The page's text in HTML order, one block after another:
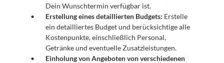
Dein Wunschtermin verfügbar ist.
Erstellung eines detaillierten Budgets: Erstelle
ein detailliertes Budget und berücksichtige alle
Kostenpunkte, einschließlich Personal,
Getränke und eventuelle Zusatzleistungen.
Einholung von Angeboten von verschiedenen